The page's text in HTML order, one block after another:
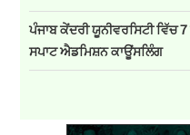
ਪੰਜਾਬ ਕੇਂਦਰੀ ਯੂਨੀਵਰਸਿਟੀ
ਸਪਾਟ ਐਡਮਿਸ਼ਨ ਕਾਊਂਸਲਿੰਗ